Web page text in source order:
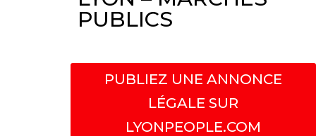
PUBLICS
PUBLIEZ UNE ANNONCE
LÉGALE SUR
LYONPEOPLE.COM